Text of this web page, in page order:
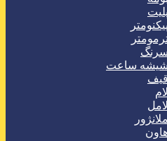
پلیت
پیکنومتر
سرنگ
شیشه ساعت
قیف
لام
لامل
ملانژور